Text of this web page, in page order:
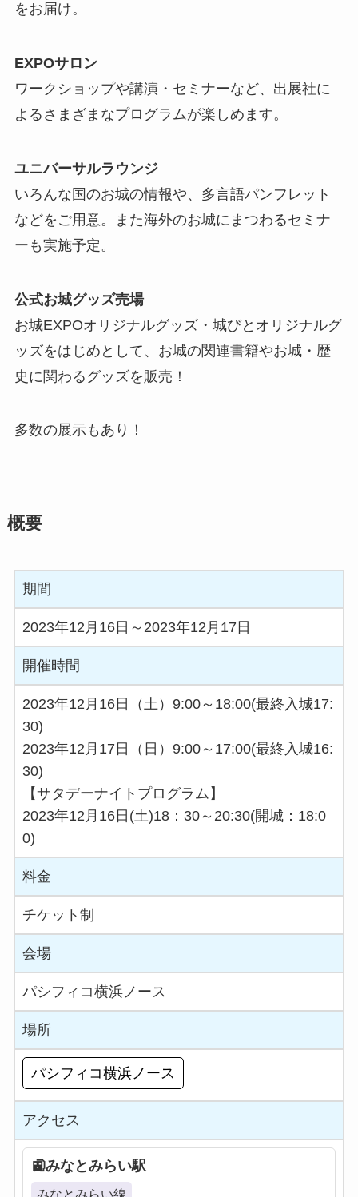
をお届け。
EXPOサロン
ワークショップや講演・セミナーなど、出展社に
よるさまざまなプログラムが楽しめます。
ユニバーサルラウンジ
いろんな国のお城の情報や、多言語パンフレット
などをご用意。また海外のお城にまつわるセミナ
ーも実施予定。
公式お城グッズ売場
お城EXPOオリジナルグッズ・城びとオリジナルグ
ッズをはじめとして、お城の関連書籍やお城・歴
史に関わるグッズを販売！
多数の展示もあり！
概要
期間
2023年12月16日～2023年12月17日
開催時間
2023年12月16日（土）9:00～18:00(最終入城17:
30)
2023年12月17日（日）9:00～17:00(最終入城16:
30)
【サタデーナイトプログラム】
2023年12月16日(土)18：30～20:30(開城：18:0
0)
料金
チケット制
会場
パシフィコ横浜ノース
場所
パシフィコ横浜ノース
アクセス
みなとみらい駅
みなとみらい線